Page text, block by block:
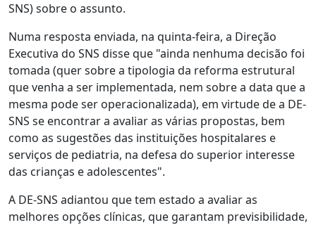
SNS) sobre o assunto.
Numa resposta enviada, na quinta-feira, a Direção
Executiva do SNS disse que "ainda nenhuma decisão foi
tomada (quer sobre a tipologia da reforma estrutural
que venha a ser implementada, nem sobre a data que a
mesma pode ser operacionalizada), em virtude de a DE-
SNS se encontrar a avaliar as várias propostas, bem
como as sugestões das instituições hospitalares e
serviços de pediatria, na defesa do superior interesse
das crianças e adolescentes".
A DE-SNS adiantou que tem estado a avaliar as
melhores opções clínicas, que garantam previsibilidade,